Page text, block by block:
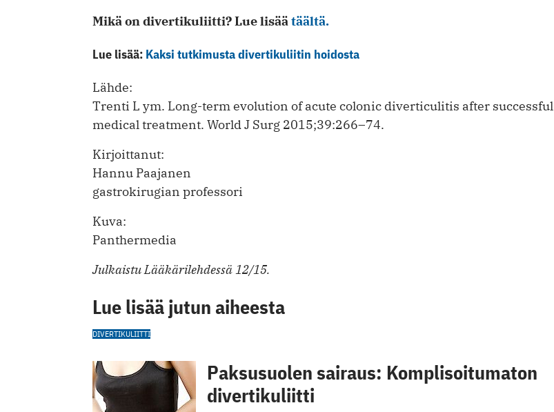
Mikä on divertikuliitti? Lue lisäätäältä.
Lue lisää: Kaksi tutkimusta divertikuliitin hoidosta
Lähde:
Trenti L ym. Long-term evolution of acute colonic diverticulitis after successful
medical treatment. World J Surg 2015;39:266–74.
Kirjoittanut:
Hannu Paajanen
gastrokirugian professori
Kuva:
Panthermedia
Julkaistu Lääkärilehdessä 12/15.
Lue lisää jutun aiheesta
DIVERTIKULIITTI
Paksusuolen sairaus: Komplisoitumaton
divertikuliitti